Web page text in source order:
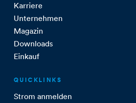
Karriere
Unternehmen
Magazin
Downloads
Einkauf
QUICKLINKS
Strom anmelden